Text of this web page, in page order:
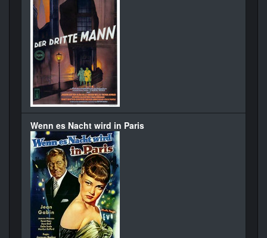
Wenn es Nacht wird in Paris